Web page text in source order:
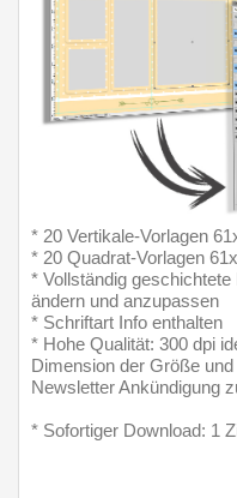
* 20 Vertikale-Vorlagen
* 20 Quadrat-Vorlagen
* Vollständig
ändern und anzupassen
* Schriftart Info enthalten
* Hohe Qualität: 300 dpi
Dimension der Größe
Newsletter Ankündigung
* Sofortiger Download: 1